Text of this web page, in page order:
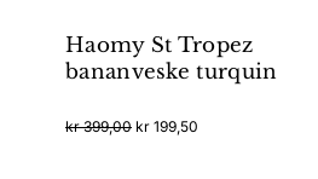
Haomy St Tropez
bananveske turquin
kr399,00 Opprinnelig
kr 199,50